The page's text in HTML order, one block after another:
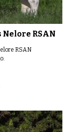
Nelore RSAN
RSAN